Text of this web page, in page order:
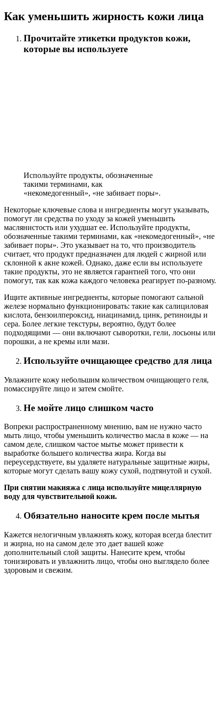
Как уменьшить жирность кожи лица
Прочитайте этикетки продуктов кожи,
которые вы используете
Используйте продукты, обозначенные
такими терминами, как
«некомедогенный», «не забивает поры».
Некоторые ключевые слова и ингредиенты могут указывать,
помогут ли средства по уходу за кожей уменьшить
маслянистость или ухудшат ее. Используйте продукты,
обозначенные такими терминами, как «некомедогенный», «не
забивает поры». Это указывает на то, что производитель
считает, что продукт предназначен для людей с жирной или
склонной к акне кожей. Однако, даже если вы используете
такие продукты, это не является гарантией того, что они
помогут, так как кожа каждого человека реагирует по-разному.
Ищите активные ингредиенты, которые помогают сальной
железе нормально функционировать: такие как салициловая
кислота, бензоилпероксид, ниацинамид, цинк, ретиноиды и
сера. Более легкие текстуры, вероятно, будут более
подходящими — они включают сыворотки, гели, лосьоны или
порошки, а не кремы или мази.
Используйте очищающее средство для лица
Увлажните кожу небольшим количеством очищающего геля,
помассируйте лицо и затем смойте.
Не мойте лицо слишком часто
Вопреки распространенному мнению, вам не нужно часто
мыть лицо, чтобы уменьшить количество масла в коже — на
самом деле, слишком частое мытье может привести к
выработке большего количества жира. Когда вы
переусердствуете, вы удаляете натуральные защитные жиры,
которые могут сделать вашу кожу сухой, подтянутой и сухой.
При снятии макияжа с лица используйте мицеллярную
воду для чувствительной кожи.
Обязательно наносите крем после мытья
Кажется нелогичным увлажнять кожу, которая всегда блестит
и жирна, но на самом деле это дает вашей коже
дополнительный слой защиты. Нанесите крем, чтобы
тонизировать и увлажнить лицо, чтобы оно выглядело более
здоровым и свежим.